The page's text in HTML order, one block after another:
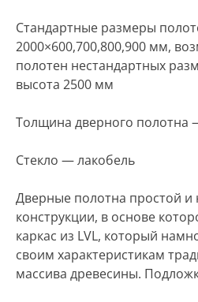
Стандартные размеры
2000×600,700,800,900 мм,
полотен нестандартных
высота 2500 мм
Толщина дверного
Стекло — лакобель
Дверные полотна простой
конструкции, в основе
каркас из LVL, который
своим характеристикам
массива древесины.